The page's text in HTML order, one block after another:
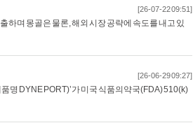
[26-07-22 09:51]
며 몽골은 물론, 해외 시장 공략에 속도를 내고 있
[26-06-29 09:27]
명 DYNE PORT)’가 미국 식품의약국(FDA) 510(k)